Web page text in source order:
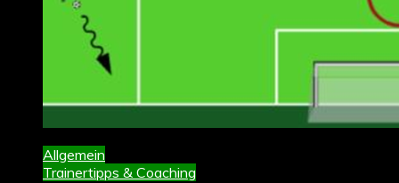
Allgemein
Trainertipps & Coaching